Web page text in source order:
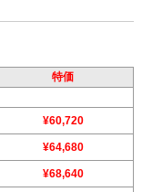
特価
¥60,720
¥64,680
¥68,640